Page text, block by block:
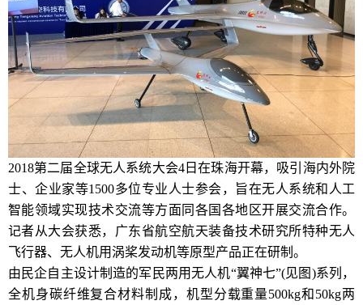
2018第二届全球无人系统大会4日在珠海开幕，吸引海内外院
士、企业家等1500多位专业人士参会，旨在无人系统和人工
智能领域实现技术交流等方面同各国各地区开展交流合作。
记者从大会获悉，广东省航空航天装备技术研究所特种无人
飞行器、无人机用涡桨发动机等原型产品正在研制。
由民企自主设计制造的军民两用无人机“翼神七”(见图)系列，
全机身碳纤维复合材料制成，机型分载重量500kg和50kg两